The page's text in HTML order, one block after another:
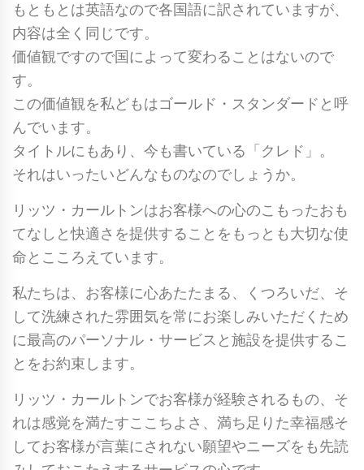
もともとは英語なので各国語に訳されていますが、
内容は全く同じです。
価値観ですので国によって変わることはないので
す。
この価値観を私どもはゴールド・スタンダードと呼
んでいます。
タイトルにもあり、今も書いている「クレド」。
それはいったいどんなものなのでしょうか。
リッツ・カールトンはお客様への心のこもったおも
てなしと快適さを提供することをもっとも大切な使
命とこころえています。
私たちは、お客様に心あたたまる、くつろいだ、そ
して洗練された雰囲気を常にお楽しみいただくため
に最高のパーソナル・サービスと施設を提供するこ
とをお約束します。
リッツ・カールトンでお客様が経験されるもの、そ
れは感覚を満たすここちよさ、満ち足りた幸福感そ
してお客様が言葉にされない願望やニーズをも先読